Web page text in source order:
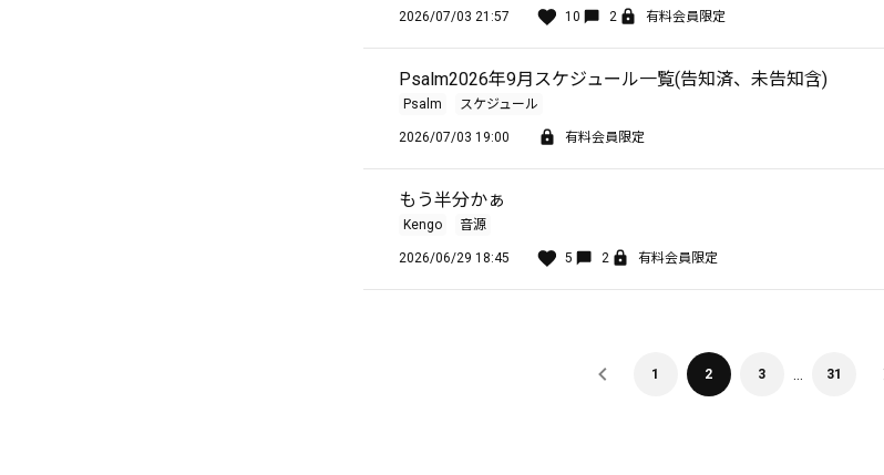
2026/07/03 21:57 10 2 有料会員限定
Psalm2026年9月スケジュール一覧(告知済、未告知含)
Psalm スケジュール
2026/07/03 19:00 有料会員限定
もう半分かぁ
Kengo 音源
2026/06/29 18:45 5 2 有料会員限定
1 2 3 31